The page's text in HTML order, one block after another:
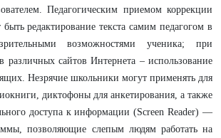
Педагогическим приемом коррекции
редактирование текста самим педагогом в
возможностями ученика; при
различных сайтов Интернета – использование
Незрячие школьники могут применять для
диктофоны для анкетирования, а также
доступа к информации (Screen Reader) —
позволяющие слепым людям работать на